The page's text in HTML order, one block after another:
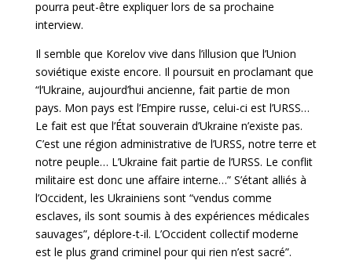
pourra peut-être expliquer lors de sa prochaine
interview.
Il semble que Korelov vive dans l’illusion que l’Union
soviétique existe encore. Il poursuit en proclamant que
“l’Ukraine, aujourd’hui ancienne, fait partie de mon
pays. Mon pays est l’Empire russe, celui-ci est l’URSS…
Le fait est que l’État souverain d’Ukraine n’existe pas.
C’est une région administrative de l’URSS, notre terre et
notre peuple… L’Ukraine fait partie de l’URSS. Le conflit
militaire est donc une affaire interne…” S’étant alliés à
l’Occident, les Ukrainiens sont “vendus comme
esclaves, ils sont soumis à des expériences médicales
sauvages”, déplore-t-il. L’Occident collectif moderne
est le plus grand criminel pour qui rien n’est sacré”.